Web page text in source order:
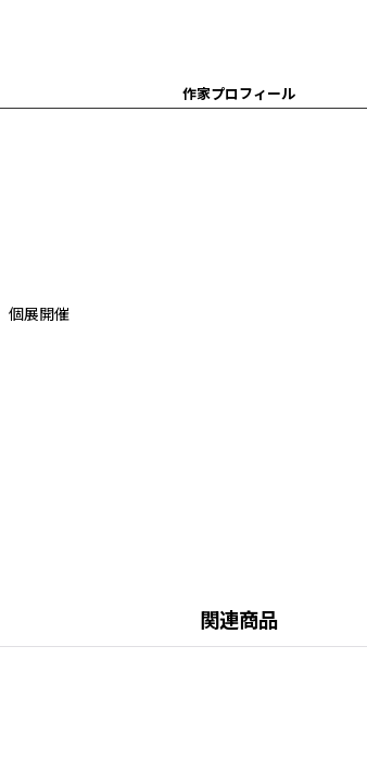
作家プロフィール
個展開催
関連商品